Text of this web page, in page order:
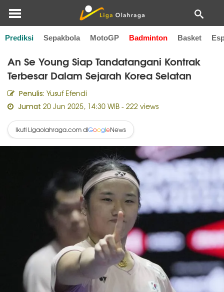
Prediksi Sepakbola MotoGP Badminton Basket
Home Badminton
An Se Young Siap Tandatangani Kontrak
Terbesar Dalam Sejarah Korea Selatan
Penulis: Yusuf Efendi
Jumat 20 Jun 2025, 14:30 WIB - 222 views
Ikuti Ligaolahraga.com diGoogleNews